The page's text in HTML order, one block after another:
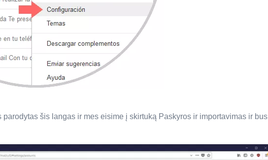
parodytas šis langas ir mes eisime į skirtuką Paskyros ir importavimas ir bus